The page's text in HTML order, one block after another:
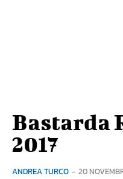
Bastarda
2017
ANDREA TURCO - 20